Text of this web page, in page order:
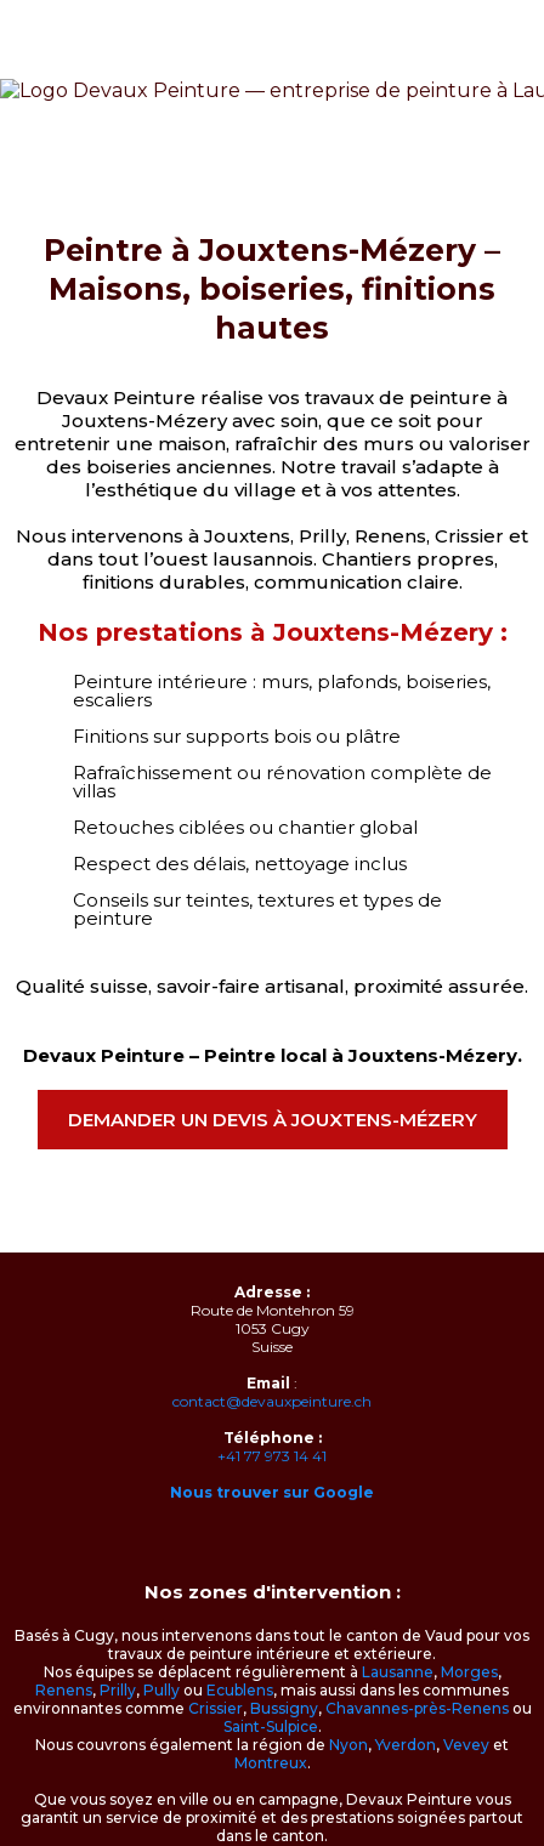
Peintre à Jouxtens-Mézery –
Maisons, boiseries, finitions
hautes
Devaux Peinture réalise vos travaux de peinture à
Jouxtens-Mézery avec soin, que ce soit pour
entretenir une maison, rafraîchir des murs ou valoriser
des boiseries anciennes. Notre travail s’adapte à
l’esthétique du village et à vos attentes.
Nous intervenons à Jouxtens, Prilly, Renens, Crissier et
dans tout l’ouest lausannois. Chantiers propres,
finitions durables, communication claire.
Nos prestations à Jouxtens-Mézery :
Peinture intérieure : murs, plafonds, boiseries,
escaliers
Finitions sur supports bois ou plâtre
Rafraîchissement ou rénovation complète de
villas
Retouches ciblées ou chantier global
Respect des délais, nettoyage inclus
Conseils sur teintes, textures et types de
peinture
Qualité suisse, savoir-faire artisanal, proximité assurée.
Devaux Peinture – Peintre local à Jouxtens-Mézery.
DEMANDER UN DEVIS À JOUXTENS-MÉZERY
Adresse :
Route de Montehron 59
1053 Cugy
Suisse
Email :
contact@devauxpeinture.ch
Téléphone :
+41 77 973 14 41
Nous trouver sur Google
Nos zones d'intervention :
Basés à Cugy, nous intervenons dans tout le canton de Vaud pour vos
travaux de peinture intérieure et extérieure.
Nos équipes se déplacent régulièrement à Lausanne, Morges,
Renens, Prilly, Pully ou Ecublens, mais aussi dans les communes
environnantes comme Crissier, Bussigny, Chavannes-près-Renensou
Saint-Sulpice.
Nous couvrons également la région de Nyon,Yverdon, Vevey et
Montreux.
Que vous soyez en ville ou en campagne, Devaux Peinture vous
garantit un service de proximité et des prestations soignées partout
dans le canton.